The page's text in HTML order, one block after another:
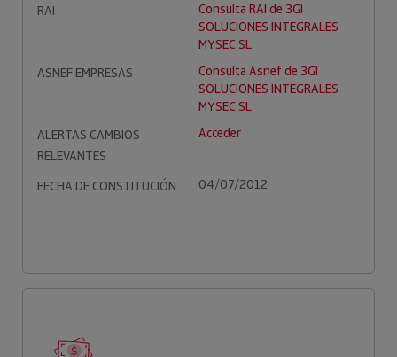
RAI
Consulta RAI de 3GI
SOLUCIONES INTEGRALES
MYSEC SL
ASNEF EMPRESAS
Consulta Asnef de 3GI
SOLUCIONES INTEGRALES
MYSEC SL
ALERTAS CAMBIOS
RELEVANTES
Acceder
FECHA DE CONSTITUCIÓN 04/07/2012